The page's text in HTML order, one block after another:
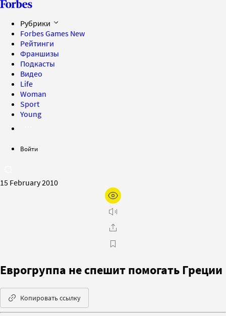
Рубрики
Forbes Games New
Рейтинги
Франшизы
Подкасты
Видео
Life
Woman
Sport
Young
Войти
15 February 2010
Еврогруппа не спешит помогать Греции
Копировать ссылку